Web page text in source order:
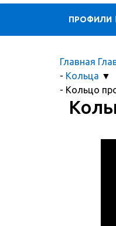
ПРОФИЛИ
Главная
- Кольца ▼
- Кольцо